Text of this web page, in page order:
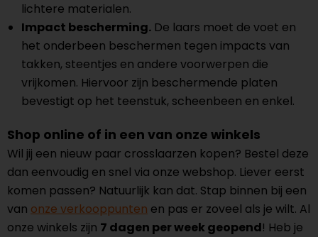
lichtere materialen.
Impact bescherming. De laars moet de voet en
het onderbeen beschermen tegen impacts van
takken, steentjes en andere voorwerpen die
vrijkomen. Hiervoor zijn beschermende platen
bevestigt op het teenstuk, scheenbeen en enkel.
Shop online of in een van onze winkels
Wil jij een nieuw paar crosslaarzen kopen? Bestel deze
dan eenvoudig en snel via onze webshop. Liever eerst
komen passen? Natuurlijk kan dat. Stap binnen bij een
van onze verkooppunten en pas er zoveel als je wilt. Al
onze winkels zijn 7 dagen per week geopend! Heb je